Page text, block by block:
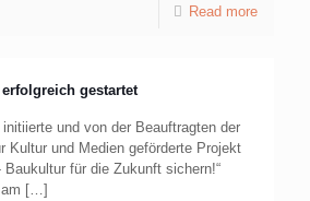
Read more
gestartet
und von der Beauftragten der
Kultur und Medien geförderte Projekt
Baukultur für die Zukunft sichern!“
[…]